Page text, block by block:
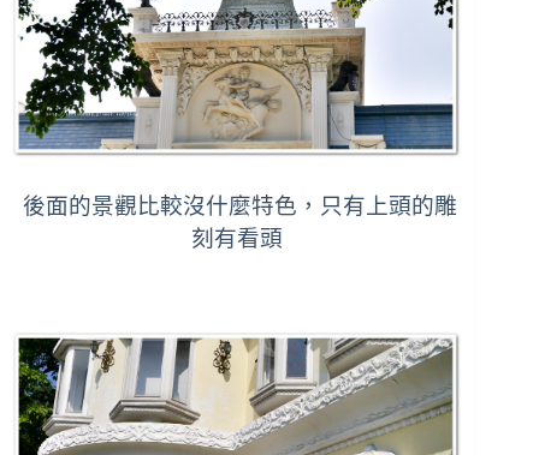
後面的景觀比較沒什麼特色，只有上頭的雕
刻有看頭